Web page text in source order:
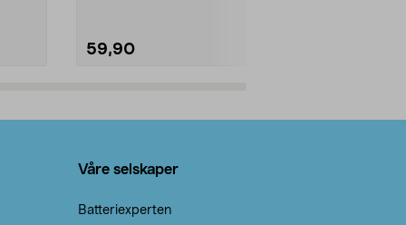
59,90
Våre selskaper
Batteriexperten